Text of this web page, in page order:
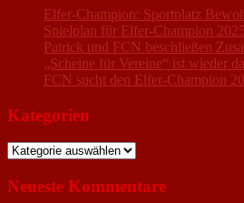
Elfer-Champion: Sportplatz
Spielplan für Elfer-Champion
Patrick und FCN beschließen
„Scheine für Vereine“ ist wieder
FCN sucht den Elfer-Champion
Kategorien
Kategorien
Neueste Kommentare